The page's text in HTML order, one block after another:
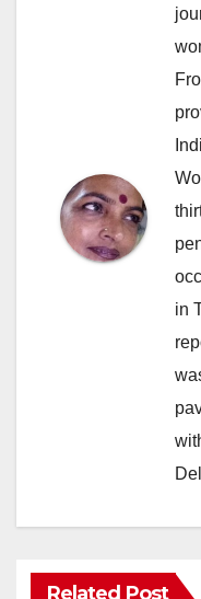
in
Related Post